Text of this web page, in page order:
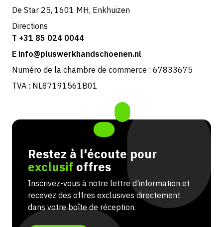
De Star 25, 1601 MH, Enkhuizen
Directions
T +31 85 024 0044
E info@pluswerkhandschoenen.nl
Numéro de la chambre de commerce : 67833675
TVA : NL87191561B01
Restez à l'écoute pour
exclusif offres
Inscrivez-vous à notre lettre d'information et
recevez des offres exclusives directement
dans votre boîte de réception.